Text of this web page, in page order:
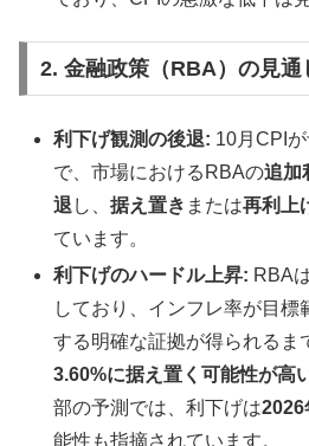
2. 金融政策（RBA）の見通
利下げ観測の後退: 10月CPI
で、市場におけるRBAの追加
退 し、据え置き または再利上
ています。
利下げのハードル上昇: RBA
しており、インフレ率が目標
する明確な証拠が得られるま
3.60%に据え置く可能性が高
部の予測では、利下げは2026
能性も指摘されています。